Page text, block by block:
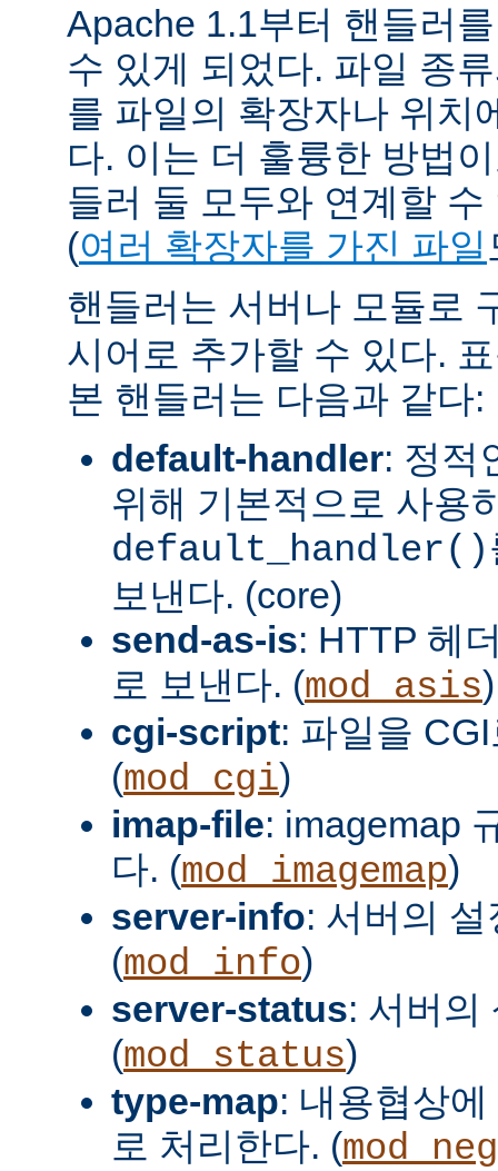
Apache 1.1부터 핸들러
수 있게 되었다. 파일 종
를 파일의 확장자나 위치
다. 이는 더 훌륭한 방법
들러 둘 모두와 연계할
(여러 확장자를 가진 파일
핸들러는 서버나 모듈로
시어로 추가할 수 있다.
본 핸들러는 다음과 같다:
default-handler: 정적
위해 기본적으로 사용
default_handler()
보낸다. (core)
send-as-is: HTTP 헤
로 보낸다. (mod_asis)
cgi-script: 파일을
(mod_cgi)
imap-file: imagemap
다. (mod_imagemap)
server-info: 서버의
(mod_info)
server-status: 서버의
(mod_status)
type-map: 내용협상
로 처리한다. (